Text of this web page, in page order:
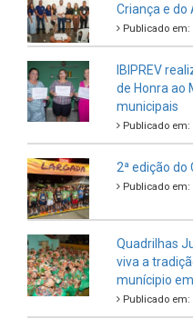
Perguntas
ÚLTIMAS NOTÍCIAS
VIII
Criança e do
IBIPREV
de Honra ao
municipais
Publicado em:
2ª edição do